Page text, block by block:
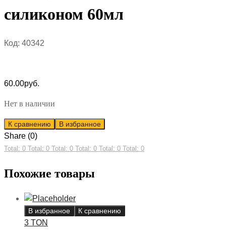
силиконом 60мл
Код: 40342
60.00руб.
Нет в наличии
К сравнению В избранное
Share (0)
Total: 0 Total: 0 Total: 0 Total: 0 Total: 0 Total: 0
Похожие товары
В избранное К сравнению
3 TON